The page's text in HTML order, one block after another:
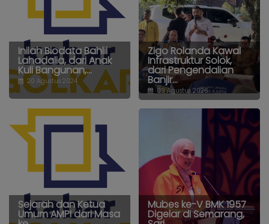
Inilah Biodata Bahlil
Lahadalia, dari Anak
Kuli Bangunan,...
20 Agustus 2024
Zigo Rolanda Kawal
Infrastruktur Solok,
dari Pengendalian
Banjir...
09 Agustus 2026
Sejarah dan Ketua
Umum AMPI dari Masa
Mubes ke-V BMK 1957
Digelar di Semarang,